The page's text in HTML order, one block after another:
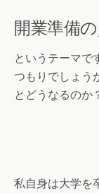
開業準備
というテーマで
つもりでしょう
とどうなるのか
私自身は大学を